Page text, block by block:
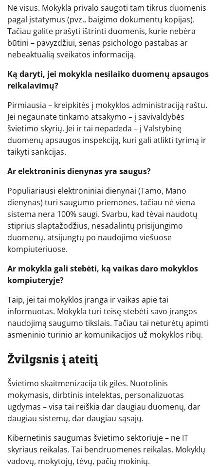
Ne visus. Mokykla privalo saugoti tam tikrus duomenis
pagal įstatymus (pvz., baigimo dokumentų kopijas).
Tačiau galite prašyti ištrinti duomenis, kurie nebėra
būtini – pavyzdžiui, senas psichologo pastabas ar
nebeaktualią sveikatos informaciją.
Ką daryti, jei mokykla nesilaiko duomenų apsaugos
reikalavimų?
Pirmiausia – kreipkitės į mokyklos administraciją raštu.
Jei negaunate tinkamo atsakymo – į savivaldybės
švietimo skyrių. Jei ir tai nepadeda – į Valstybinę
duomenų apsaugos inspekciją, kuri gali atlikti tyrimą ir
taikyti sankcijas.
Ar elektroninis dienynas yra saugus?
Populiariausi elektroniniai dienynai (Tamo, Mano
dienynas) turi saugumo priemones, tačiau nė viena
sistema nėra 100% saugi. Svarbu, kad tėvai naudotų
stiprius slaptažodžius, nesadalintų prisijungimo
duomenų, atsijungtų po naudojimo viešuose
kompiuteriuose.
Ar mokykla gali stebėti, ką vaikas daro mokyklos
kompiuteryje?
Taip, jei tai mokyklos įranga ir vaikas apie tai
informuotas. Mokykla turi teisę stebėti savo įrangos
naudojimą saugumo tikslais. Tačiau tai neturėtų apimti
asmeninio turinio ar komunikacijos už mokyklos ribų.
Žvilgsnis į ateitį
Švietimo skaitmenizacija tik gilės. Nuotolinis
mokymasis, dirbtinis intelektas, personalizuotas
ugdymas – visa tai reiškia dar daugiau duomenų, dar
daugiau sistemų, dar daugiau sąsajų.
Kibernetinis saugumas švietimo sektoriuje – ne IT
skyriaus reikalas. Tai bendruomenės reikalas. Mokyklų
vadovų, mokytojų, tėvų, pačių mokinių.